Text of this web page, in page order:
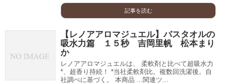
記事を読む
【レノアアロマジュエル】バスタオルの
吸水力篇 １５秒 吉岡里帆 松本まり
か
レノアアロマジュエルは、 柔軟剤と比べて超吸水力
*、超香り持続！ *当社柔軟剤比。複数回洗濯後。自
社調べに基づく。 本商品 ...関連ツ...